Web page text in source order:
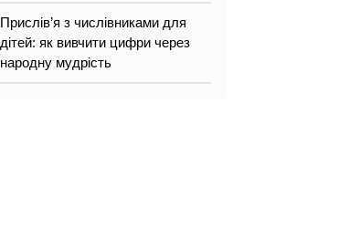
Прислів’я з числівниками для
дітей: як вивчити цифри через
народну мудрість